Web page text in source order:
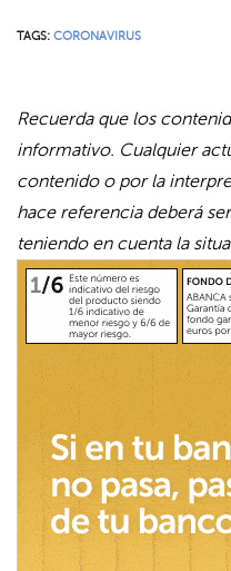
TAGS: CORONAVIRUS
Recuerda que los
informativo. Cualquier
contenido o por la
hace referencia deberá
teniendo en cuenta la